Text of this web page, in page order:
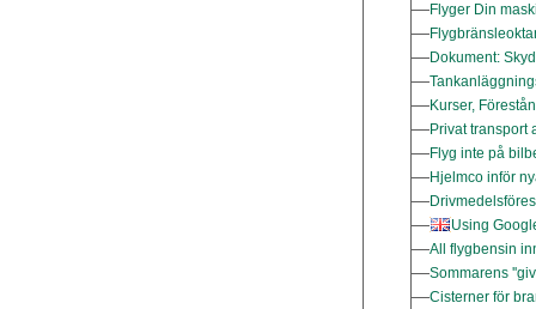
Flyger Din
Dokument:
Kurser,
Privat transport
Flyg inte på
Hjelmco inför
Using
All flygbensin
Sommarens
Cisterner för